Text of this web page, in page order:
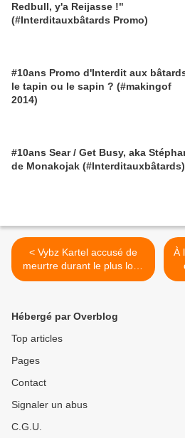
Redbull, y'a Reijasse !"
(#Interditauxbâtards Promo)
#10ans Promo d'Interdit aux
le tapin ou le sapin ? (#makingof
2014)
#10ans Sear / Get Busy, aka
de Monakojak (#Interditauxbâtards)
< Vybz Kartel accusé de
meurtre durant le plus long
et le plus médiatisé procès
À
Hébergé par Overblog
Top articles
Pages
Contact
Signaler un abus
C.G.U.